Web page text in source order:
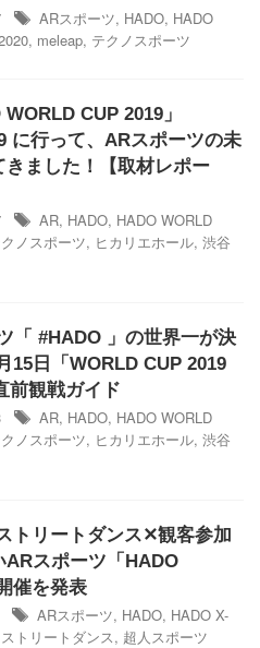
ARスポーツ, HADO, HADO
, meleap, テクノスポーツ
WORLD CUP 2019」
に行って、ARスポーツの未
きました！【取材レポー
AR, HADO, HADO WORLD
ノスポーツ, ヒカリエホール, 渋谷
「 #HADO 」の世界一が決
15日「WORLD CUP 2019
前観戦ガイド
AR, HADO, HADO WORLD
ノスポーツ, ヒカリエホール, 渋谷
トリートダンス✕観客参加
ARスポーツ「HADO
催を発表
ARスポーツ, HADO, HADO X-
ストリートダンス, 超人スポーツ